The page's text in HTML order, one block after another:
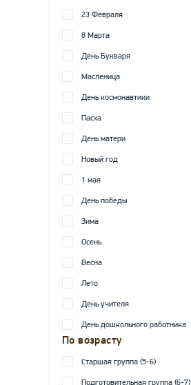
23 Февраля
8 Марта
День Букваря
Масленица
День космонавтики
Пасха
День матери
Новый год
1 мая
День победы
Зима
Осень
Весна
Лето
День учителя
День дошкольного работника
По возрасту
Старшая группа (5-6)
Подготовительная группа (6-7)